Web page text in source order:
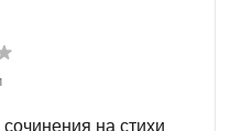
на стихи